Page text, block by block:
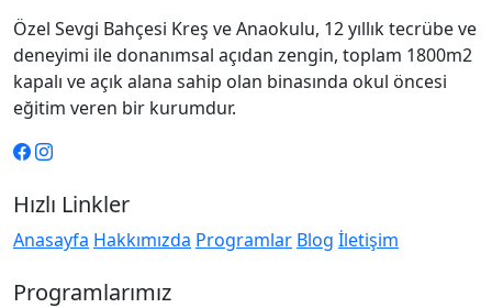
Özel Sevgi Bahçesi Kreş ve Anaokulu, 12 yıllık tecrübe ve
deneyimi ile donanımsal açıdan zengin, toplam 1800m2
kapalı ve açık alana sahip olan binasında okul öncesi
eğitim veren bir kurumdur.
Hızlı Linkler
Anasayfa Hakkımızda Programlar Blog İletişim
Programlarımız